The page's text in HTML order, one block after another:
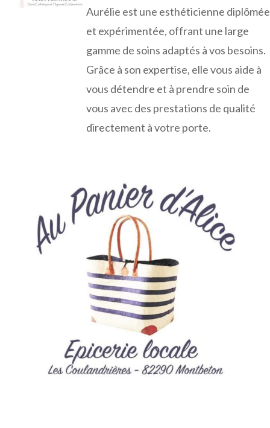
Aurélie est une esthéticienne diplômée
et expérimentée, offrant une large
gamme de soins adaptés à vos besoins.
Grâce à son expertise, elle vous aide à
vous détendre et à prendre soin de
vous avec des prestations de qualité
directement à votre porte.